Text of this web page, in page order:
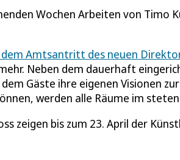
Wochen Arbeiten von Timo
Amtsantritt des neuen
Neben dem dauerhaft
Gäste ihre eigenen Visionen
werden alle Räume im
zeigen bis zum 23. April der